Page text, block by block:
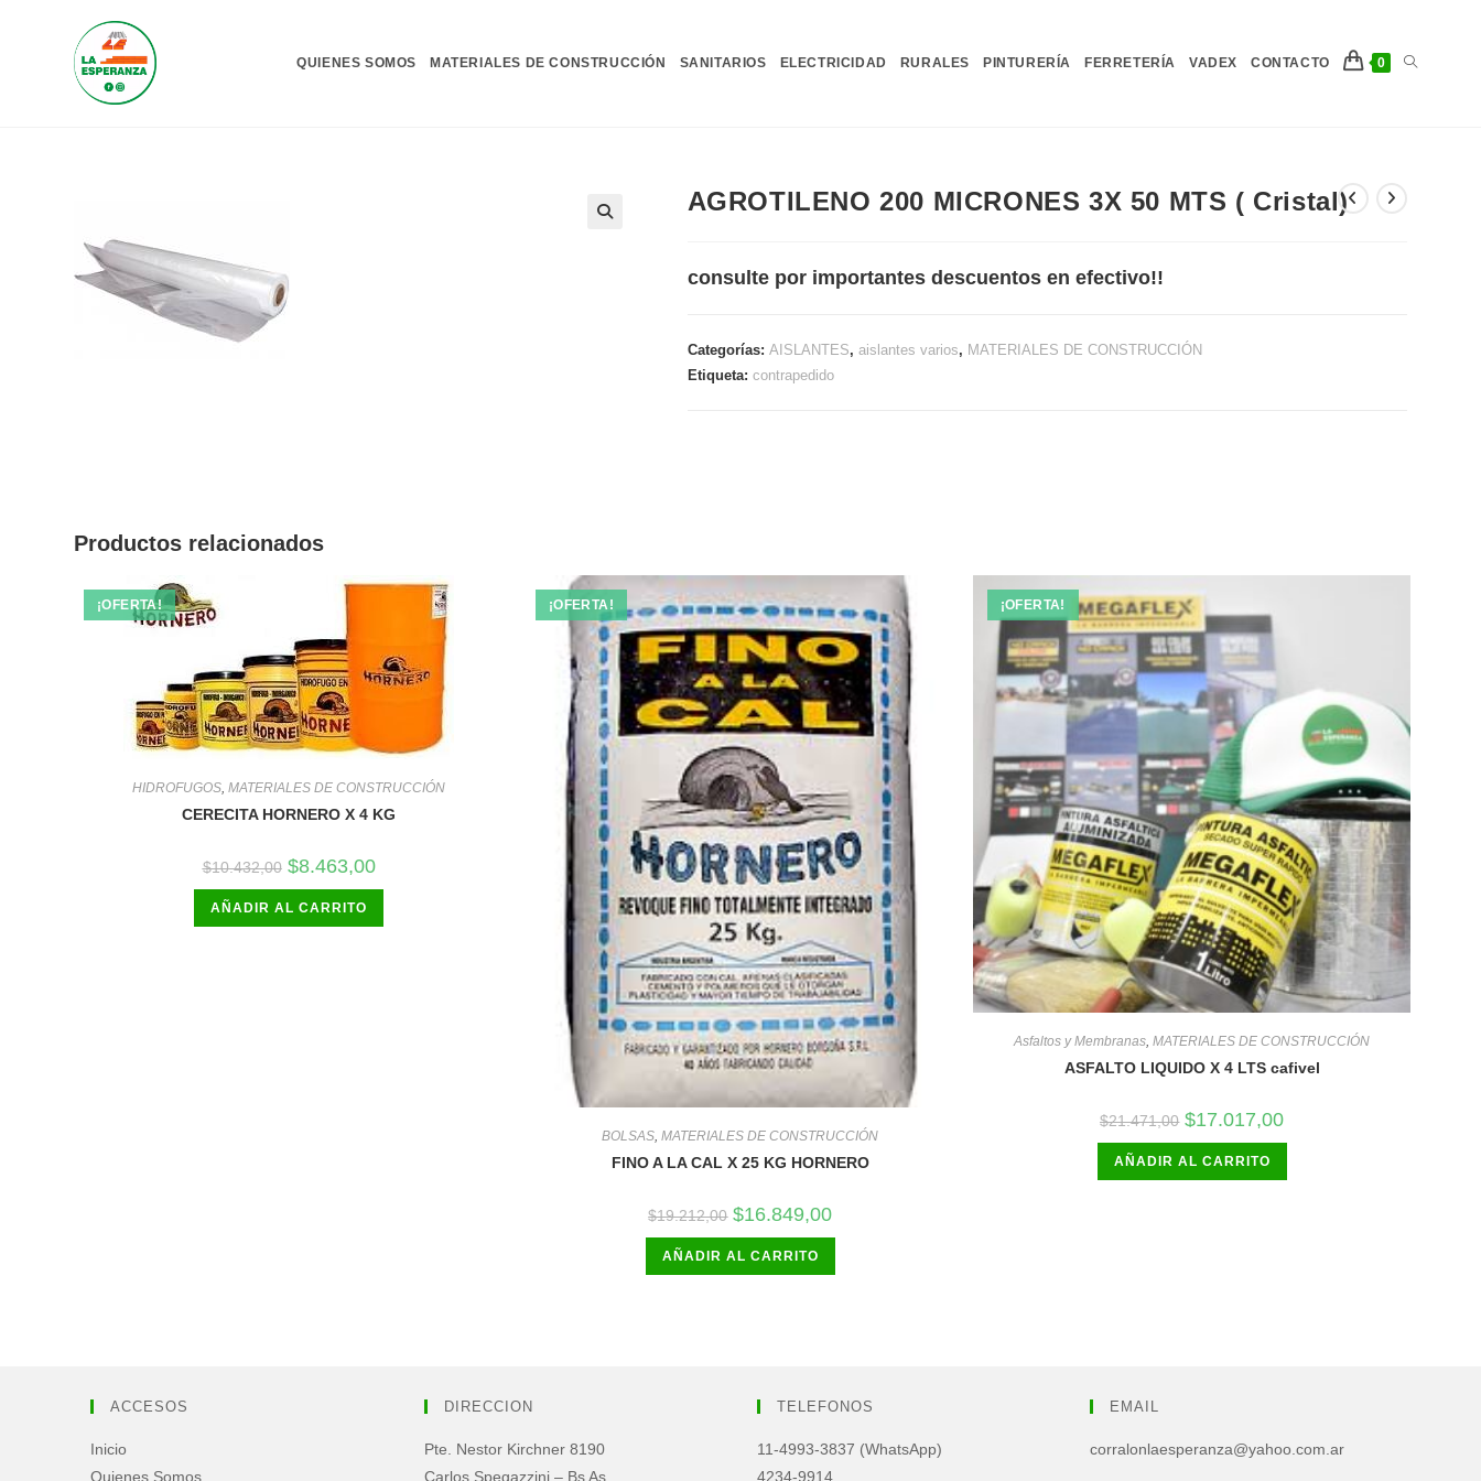
QUIENES SOMOS MATERIALES DE CONSTRUCCIÓN SANITARIOS ELECTRICIDAD RURALES PINTURERÍA FERRETERÍA VADEX CONTACTO 0 Alternar
AGROTILENO 200 MICRONES 3X 50 MTS ( Cristal)
consulte por importantes descuentos en efectivo!!
Categorías: AISLANTES, aislantes varios, MATERIALES DE CONSTRUCCIÓN
Etiqueta: contrapedido
Productos relacionados
¡OFERTA!
HIDROFUGOS,MATERIALES DE CONSTRUCCIÓN
CERECITA HORNERO X 4 KG
$10.432,00 El
precio
original
era:
$10.432,00.
$8.463,00El
actual
$8.463,00.
AÑADIR AL CARRITO
¡OFERTA!
BOLSAS,MATERIALES DE CONSTRUCCIÓN
FINO A LA CAL X 25 KG HORNERO
$19.212,00 El
precio
original
era:
$19.212,00.
$16.849,00El
actual
$16.849,00.
AÑADIR AL CARRITO
¡OFERTA!
Asfaltos y Membranas,MATERIALES DE CONSTRUCCIÓN
ASFALTO LIQUIDO X 4 LTS cafivel
$21.471,00 El
precio
original
era:
$21.471,00.
$17.017,00El
actual
$17.017,00.
AÑADIR AL CARRITO
ACCESOS
Inicio
Quienes Somos
DIRECCION
Pte. Nestor Kirchner 8190
Carlos Spegazzini – Bs As.
TELEFONOS
11-4993-3837 (WhatsApp)
4234-9914
EMAIL
corralonlaesperanza@yahoo.com.ar